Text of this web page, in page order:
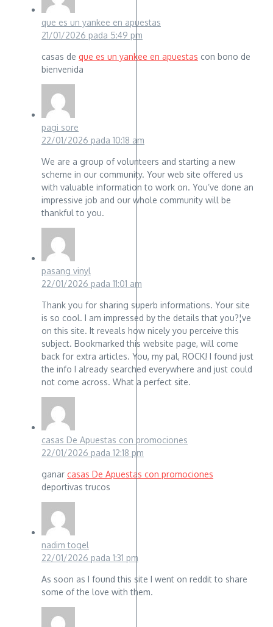
que es un yankee en apuestas
21/01/2026 pada 5:49 pm
casas de que es un yankee en apuestas con bono de
bienvenida
pagi sore
22/01/2026 pada 10:18 am
We are a group of volunteers and starting a new
scheme in our community. Your web site offered us
with valuable information to work on. You’ve done an
impressive job and our whole community will be
thankful to you.
pasang vinyl
22/01/2026 pada 11:01 am
Thank you for sharing superb informations. Your site
is so cool. I am impressed by the details that you?¦ve
on this site. It reveals how nicely you perceive this
subject. Bookmarked this website page, will come
back for extra articles. You, my pal, ROCK! I found just
the info I already searched everywhere and just could
not come across. What a perfect site.
casas De Apuestas con promociones
22/01/2026 pada 12:18 pm
ganar casas De Apuestas con promociones
deportivas trucos
nadim togel
22/01/2026 pada 1:31 pm
As soon as I found this site I went on reddit to share
some of the love with them.